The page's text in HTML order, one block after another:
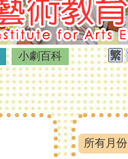
小劇百科
所有月份